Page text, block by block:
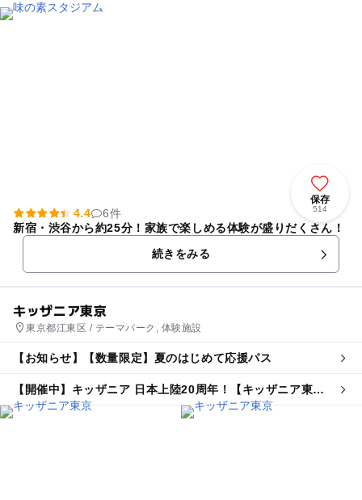
保存
514
4.4
6件
新宿・渋谷から約25分！家族で楽しめる体験が盛りだくさん！
続きをみる
キッザニア東京
東京都江東区 / テーマパーク, 体験施設
【お知らせ】【数量限定】夏のはじめて応援パス
【開催中】キッザニア 日本上陸20周年！【キッザニア東
京】